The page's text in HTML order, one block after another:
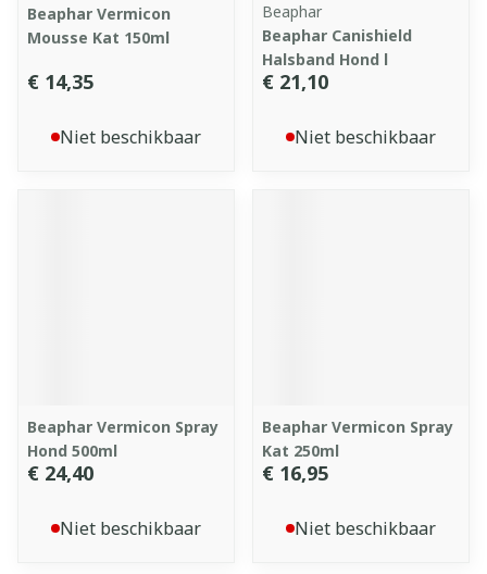
Beaphar Vermicon
Mousse Kat 150ml
€ 14,35
Niet beschikbaar
Beaphar
Beaphar Canishield
Halsband Hond l
€ 21,10
Niet beschikbaar
Beaphar Vermicon Spray
Hond 500ml
€ 24,40
Niet beschikbaar
Beaphar Vermicon Spray
Kat 250ml
€ 16,95
Niet beschikbaar